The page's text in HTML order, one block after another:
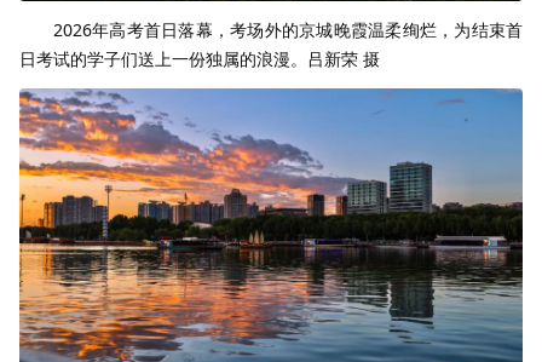
2026年高考首日落幕，考场外的京城晚霞温柔绚烂，为结束首
日考试的学子们送上一份独属的浪漫。吕新荣 摄